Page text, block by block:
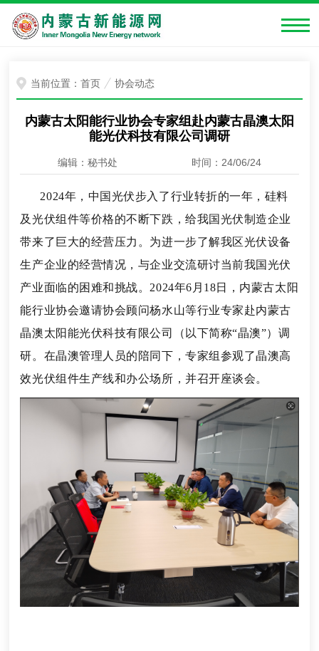
当前位置：首页 协会动态
内蒙古太阳能行业协会专家组赴内蒙古晶澳太阳
能光伏科技有限公司调研
编辑：秘书处 时间：24/06/24
2024年，中国光伏步入了行业转折的一年，硅料
及光伏组件等价格的不断下跌，给我国光伏制造企业
带来了巨大的经营压力。为进一步了解我区光伏设备
生产企业的经营情况，与企业交流研讨当前我国光伏
产业面临的困难和挑战。2024年6月18日，内蒙古太阳
能行业协会邀请协会顾问杨水山等行业专家赴内蒙古
晶澳太阳能光伏科技有限公司（以下简称“晶澳”）调
研。在晶澳管理人员的陪同下，专家组参观了晶澳高
效光伏组件生产线和办公场所，并召开座谈会。